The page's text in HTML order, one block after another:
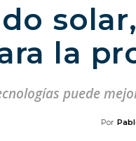
la
puede
Por